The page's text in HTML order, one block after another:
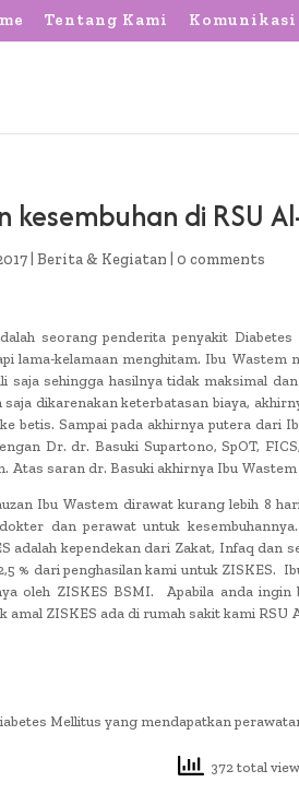
Tentang Kami Komunikasi
kesembuhan di RSU
|Berita & Kegiatan |0 comments
seorang penderita penyakit
lama-kelamaan menghitam. Ibu
saja sehingga hasilnya tidak maksimal
dikarenakan keterbatasan biaya,
betis. Sampai pada akhirnya putera dari
Dr. dr. Basuki Supartono, SpOT,
Atas saran dr. Basuki akhirnya Ibu
Ibu Wastem dirawat kurang lebih 8
dan perawat untuk
adalah kependekan dari Zakat, Infaq dan
% dari penghasilan kami untuk ZISKES.
oleh ZISKES BSMI. Apabila anda
amal ZISKES ada di rumah sakit kami RSU
Mellitus yang mendapatkan
372 total